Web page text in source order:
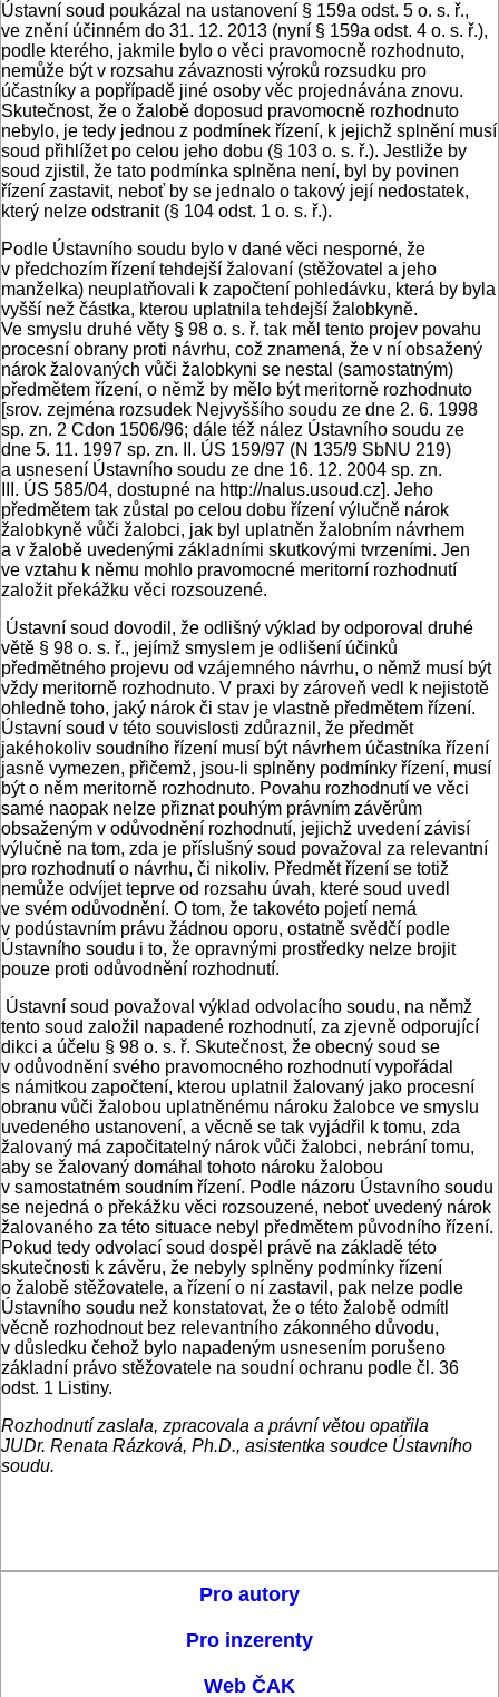
Ústavní soud poukázal na ustanovení § 159a odst. 5 o. s. ř.,
ve znění účinném do 31. 12. 2013 (nyní § 159a odst. 4 o. s. ř.),
podle kterého, jakmile bylo o věci pravomocně rozhodnuto,
nemůže být v rozsahu závaznosti výroků rozsudku pro
účastníky a popřípadě jiné osoby věc projednávána znovu.
Skutečnost, že o žalobě doposud pravomocně rozhodnuto
nebylo, je tedy jednou z podmínek řízení, k jejichž splnění musí
soud přihlížet po celou jeho dobu (§ 103 o. s. ř.). Jestliže by
soud zjistil, že tato podmínka splněna není, byl by povinen
řízení zastavit, neboť by se jednalo o takový její nedostatek,
který nelze odstranit (§ 104 odst. 1 o. s. ř.).
Podle Ústavního soudu bylo v dané věci nesporné, že
v předchozím řízení tehdejší žalovaní (stěžovatel a jeho
manželka) neuplatňovali k započtení pohledávku, která by byla
vyšší než částka, kterou uplatnila tehdejší žalobkyně.
Ve smyslu druhé věty § 98 o. s. ř. tak měl tento projev povahu
procesní obrany proti návrhu, což znamená, že v ní obsažený
nárok žalovaných vůči žalobkyni se nestal (samostatným)
předmětem řízení, o němž by mělo být meritorně rozhodnuto
[srov. zejména rozsudek Nejvyššího soudu ze dne 2. 6. 1998
sp. zn. 2 Cdon 1506/96; dále též nález Ústavního soudu ze
dne 5. 11. 1997 sp. zn. II. ÚS 159/97 (N 135/9 SbNU 219)
a usnesení Ústavního soudu ze dne 16. 12. 2004 sp. zn.
III. ÚS 585/04, dostupné na http://nalus.usoud.cz]. Jeho
předmětem tak zůstal po celou dobu řízení výlučně nárok
žalobkyně vůči žalobci, jak byl uplatněn žalobním návrhem
a v žalobě uvedenými základními skutkovými tvrzeními. Jen
ve vztahu k němu mohlo pravomocné meritorní rozhodnutí
založit překážku věci rozsouzené.
Ústavní soud dovodil, že odlišný výklad by odporoval druhé
větě § 98 o. s. ř., jejímž smyslem je odlišení účinků
předmětného projevu od vzájemného návrhu, o němž musí být
vždy meritorně rozhodnuto. V praxi by zároveň vedl k nejistotě
ohledně toho, jaký nárok či stav je vlastně předmětem řízení.
Ústavní soud v této souvislosti zdůraznil, že předmět
jakéhokoliv soudního řízení musí být návrhem účastníka řízení
jasně vymezen, přičemž, jsou-li splněny podmínky řízení, musí
být o něm meritorně rozhodnuto. Povahu rozhodnutí ve věci
samé naopak nelze přiznat pouhým právním závěrům
obsaženým v odůvodnění rozhodnutí, jejichž uvedení závisí
výlučně na tom, zda je příslušný soud považoval za relevantní
pro rozhodnutí o návrhu, či nikoliv. Předmět řízení se totiž
nemůže odvíjet teprve od rozsahu úvah, které soud uvedl
ve svém odůvodnění. O tom, že takovéto pojetí nemá
v podústavním právu žádnou oporu, ostatně svědčí podle
Ústavního soudu i to, že opravnými prostředky nelze brojit
pouze proti odůvodnění rozhodnutí.
Ústavní soud považoval výklad odvolacího soudu, na němž
tento soud založil napadené rozhodnutí, za zjevně odporující
dikci a účelu § 98 o. s. ř. Skutečnost, že obecný soud se
v odůvodnění svého pravomocného rozhodnutí vypořádal
s námitkou započtení, kterou uplatnil žalovaný jako procesní
obranu vůči žalobou uplatněnému nároku žalobce ve smyslu
uvedeného ustanovení, a věcně se tak vyjádřil k tomu, zda
žalovaný má započitatelný nárok vůči žalobci, nebrání tomu,
aby se žalovaný domáhal tohoto nároku žalobou
v samostatném soudním řízení. Podle názoru Ústavního soudu
se nejedná o překážku věci rozsouzené, neboť uvedený nárok
žalovaného za této situace nebyl předmětem původního řízení.
Pokud tedy odvolací soud dospěl právě na základě této
skutečnosti k závěru, že nebyly splněny podmínky řízení
o žalobě stěžovatele, a řízení o ní zastavil, pak nelze podle
Ústavního soudu než konstatovat, že o této žalobě odmítl
věcně rozhodnout bez relevantního zákonného důvodu,
v důsledku čehož bylo napadeným usnesením porušeno
základní právo stěžovatele na soudní ochranu podle čl. 36
odst. 1 Listiny.
Rozhodnutí zaslala, zpracovala a právní větou opatřila
JUDr. Renata Rázková, Ph.D., asistentka soudce Ústavního
soudu.
Pro autory
Pro inzerenty
Web ČAK